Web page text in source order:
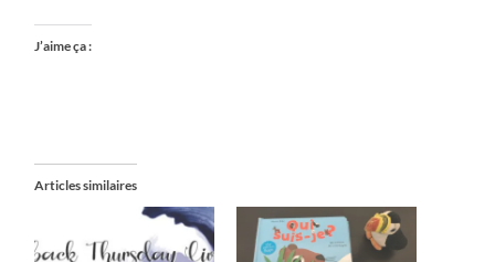
J’aime ça :
Articles similaires